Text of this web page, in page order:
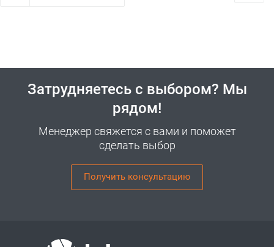
Затрудняетесь с выбором? Мы
рядом!
Менеджер свяжется с вами и поможет
сделать выбор
Получить консультацию